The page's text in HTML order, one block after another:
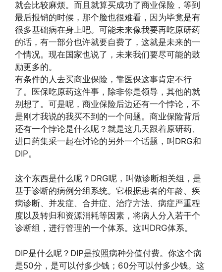
就会比较麻烦。而且就算买成功了商业保险，等到
最后报销的时候，那个脸也很难看，因为毕竟是有
很多基础病在身上吧。可能未来像我要再吃原研药
的话，有一部分也许就要自费了，这就是未来的一
个情况。现在国家也说了，未来我们要尽可能的鼓
励更多的。
有条件的人去买商业保险，靠医保这事肯定不行
了。医保吃原药这件事，除非你是领导，其他的就
别想了。可是呢，商业保险后边还有一个悖论，不
是刚才我说的我买不到的一个问题。商业保险背后
还有一个悖论是什么呢？就是这几天跟着原研药、
进口药集采一起在讨论的另外一个话题，叫DRG和
DIP。
这个东西是什么呢？DRG呢，叫做诊断相关组，是
基于诊断的病例分组系统。它根据患者的年龄、疾
病诊断、并发症、合并症、治疗方法、病症严重程
度以及转归和资源消耗等因素，将病人分入若干个
诊断组，进行管理的一个体系。这叫DRG体系。
DIP是什么呢？DIP是按照病种分值付费。你这个病
是50分，是可以付多少钱；60分可以付多少钱。这